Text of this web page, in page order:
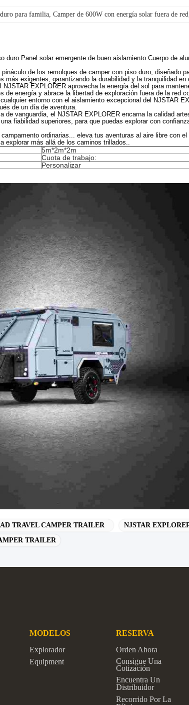
para familia , Camper de 600W con energía solar fuera de red
duro Panel solar emergente de buen aislamiento Cuerpo de
de los remolques de camper con piso duro, diseñado
más exigentes, garantizando la durabilidad y la tranquilidad en
EXPLORER aprovecha la energía del sol para
de energía y abrace la libertad de exploración fuera de la red
entorno con el aislamiento excepcional del NJSTAR
de un día de aventura.
de vanguardia, el NJSTAR EXPLORER encarna la calidad
fiabilidad superiores, para que puedas explorar con
ordinarias... eleva tus aventuras al aire libre con
explorar más allá de los caminos trillados..
5m*2m*2m
Cuota de trabajo:
Personalizar
TRAVEL CAMPER TRAILER
NJSTAR
TRAILER
MODELOS
Explorador
Equipment
RESERVA
Orden Ahora
Consigue Una
Cotización
Encuentra Un
Distribuidor
Recorrido Por La